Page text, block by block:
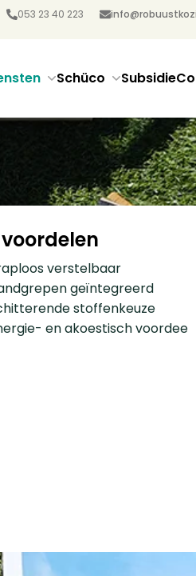
053 23 40 223
Schüco Subsidie
voordelen
verstelbaar
geïntegreerd
stoffenkeuze
en akoestisch voordee